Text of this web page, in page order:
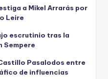
a Mikel Arrarás por
Leire
escrutinio tras la
Sempere
Pasalodos entre
de influencias